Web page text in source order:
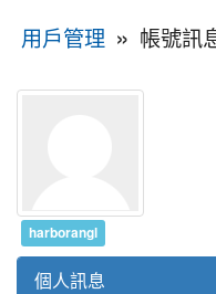
用戶管理 » 帳號訊
harborangl
個人訊息